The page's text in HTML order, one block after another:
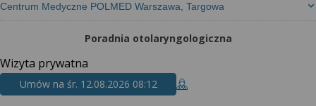
Centrum Medyczne POLMED Warszawa, Targowa
Poradnia otolaryngologiczna
Wizyta prywatna
Umów na śr. 12.08.2026 08:12